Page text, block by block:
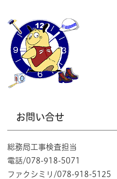
お問い合せ
総務局工事検査担当
電話/078-918-5071
ファクシミリ/078-918-5125